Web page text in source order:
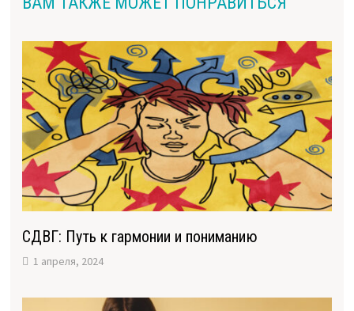
СДВГ: Путь к гармонии и пониманию
1 апреля, 2024